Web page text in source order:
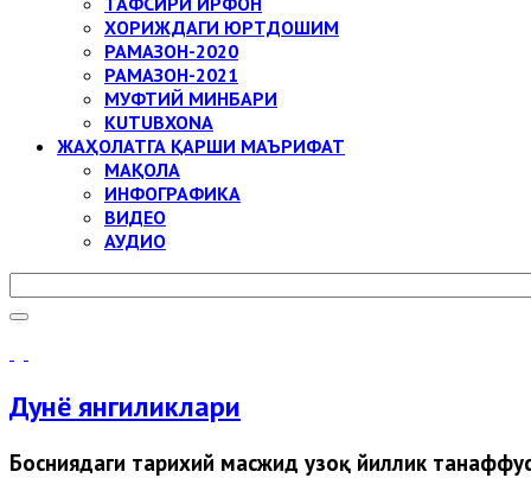
ХОРИЖДАГИ ЮРТДОШИМ
РАМАЗОН-2020
РАМАЗОН-2021
МУФТИЙ МИНБАРИ
KUTUBXONA
ЖАҲОЛАТГА ҚАРШИ МАЪРИФАТ
МАҚОЛА
ИНФОГРАФИКА
ВИДЕО
АУДИО
Дунё янгиликлари
Босниядаги тарихий масжид узоқ йиллик